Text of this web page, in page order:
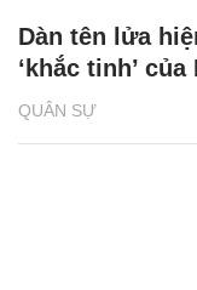
QUÂN SỰ
Dàn tên lửa
‘khắc tinh’